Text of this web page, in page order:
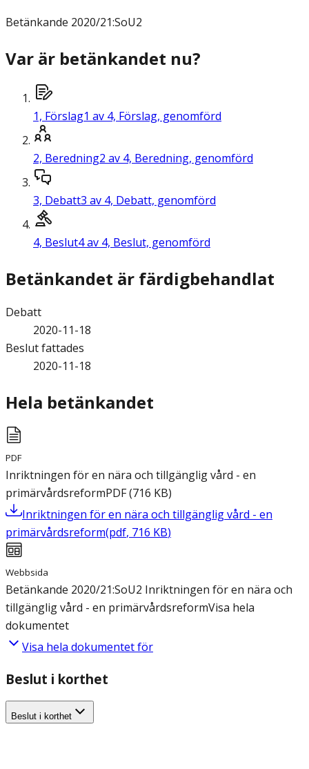
Betänkande 2020/21:SoU2
Var är betänkandet nu?
1, Förslag1 av 4, Förslag, genomförd
2, Beredning2 av 4, Beredning, genomförd
3, Debatt3 av 4, Debatt, genomförd
4, Beslut4 av 4, Beslut, genomförd
Betänkandet är färdigbehandlat
Debatt
2020-11-18
Beslut fattades
2020-11-18
Hela betänkandet
PDF
Inriktningen för en nära och tillgänglig vård - en
primärvårdsreformPDF(716 KB)
Inriktningen för en nära och tillgänglig vård - en
primärvårdsreform(pdf, 716 KB)
Webbsida
Betänkande 2020/21:SoU2 Inriktningen för en nära och
tillgänglig vård - en primärvårdsreformVisa hela
dokumentet
Visa hela dokumentet för
Beslut i korthet
Beslut i korthet